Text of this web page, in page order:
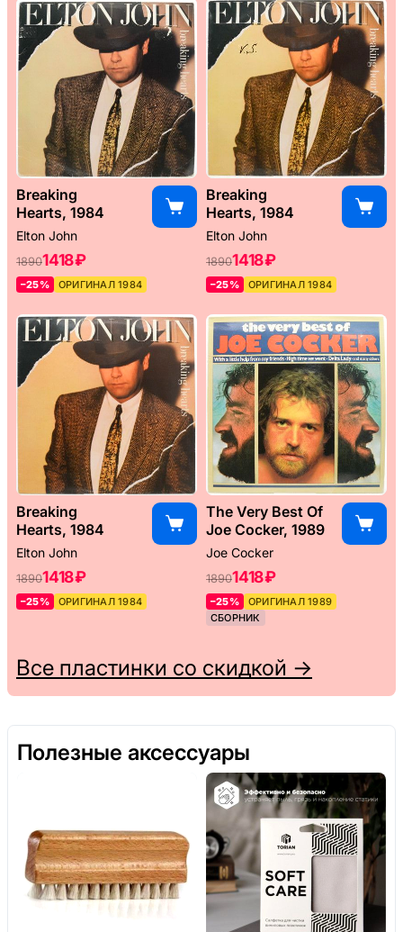
Breaking
Hearts, 1984
Elton John
18901418 ₽
–25% ОРИГИНАЛ 1984
Breaking
Hearts, 1984
Elton John
18901418 ₽
–25% ОРИГИНАЛ 1984
Breaking
Hearts, 1984
Elton John
18901418 ₽
–25% ОРИГИНАЛ 1984
The Very Best Of
Joe Cocker, 1989
Joe Cocker
18901418 ₽
–25%
ОРИГИНАЛ 1989
СБОРНИК
Все пластинки со скидкой →
Полезные аксессуары